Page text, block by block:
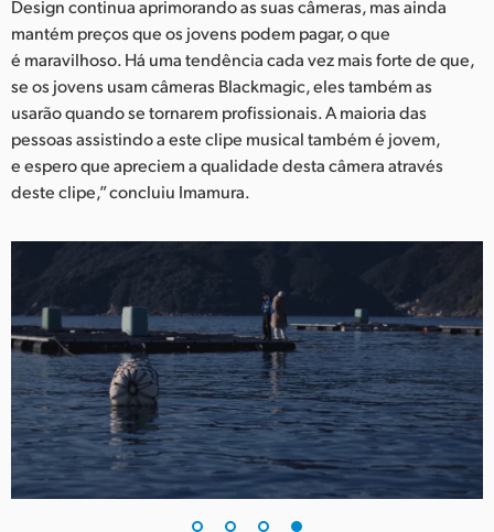
Design continua aprimorando as suas câmeras, mas ainda
mantém preços que os jovens podem pagar, o que
é maravilhoso. Há uma tendência cada vez mais forte de que,
se os jovens usam câmeras Blackmagic, eles também as
usarão quando se tornarem profissionais. A maioria das
pessoas assistindo a este clipe musical também é jovem,
e espero que apreciem a qualidade desta câmera através
deste clipe,” concluiu Imamura.